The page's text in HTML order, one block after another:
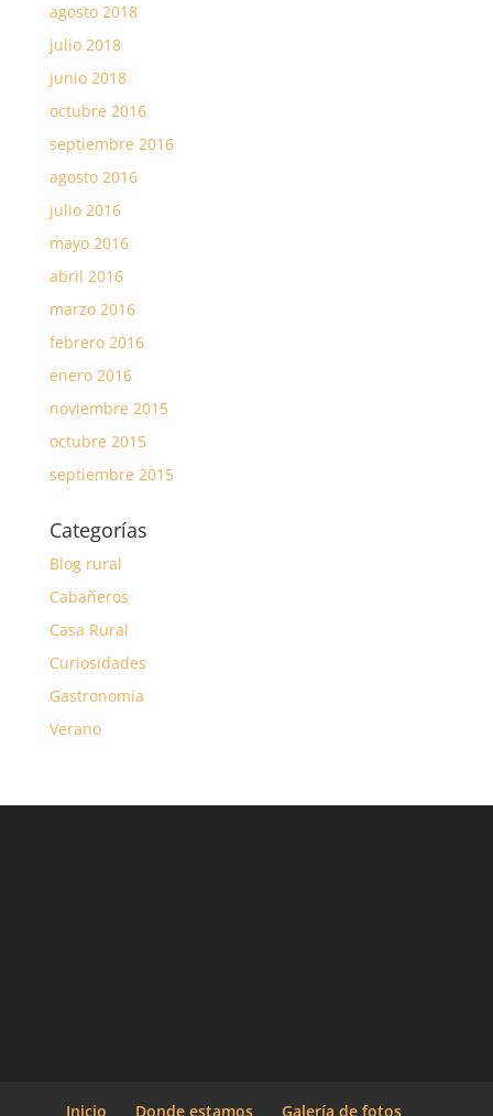
agosto 2018
julio 2018
junio 2018
octubre 2016
septiembre 2016
agosto 2016
julio 2016
mayo 2016
abril 2016
marzo 2016
febrero 2016
enero 2016
noviembre 2015
octubre 2015
septiembre 2015
Categorías
Blog rural
Cabañeros
Casa Rural
Curiosidades
Gastronomía
Verano
Inicio Donde estamos Galería de fotos